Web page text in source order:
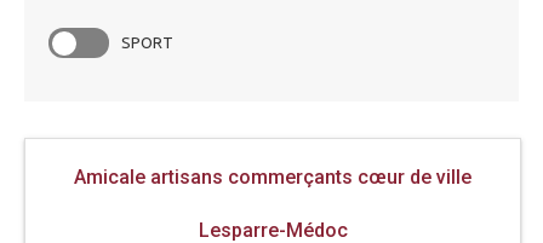
SPORT
Amicale artisans commerçants cœur de ville
Lesparre-Médoc